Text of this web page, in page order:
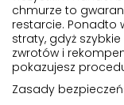
chmurze to
restarcie. Ponadto
straty, gdyż
zwrotów i
pokazujesz
Zasady